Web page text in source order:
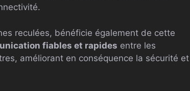
reculées, bénéficie également de cette
fiables et rapides entre les
améliorant en conséquence la sécurité et